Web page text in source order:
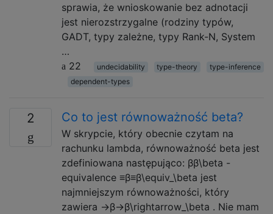
sprawia, że ​​wnioskowanie bez adnotacji
jest nierozstrzygalne (rodziny typów,
GADT, typy zależne, typy Rank-N, System
…
22
undecidability type-theory
type-inference
dependent-types
2 Co to jest równoważność beta?
W skrypcie, który obecnie czytam na
rachunku lambda, równoważność beta jest
zdefiniowana następująco: ββ\beta -
equivalence ≡β≡β\equiv_\beta jest
najmniejszym równoważności, który
zawiera →β→β\rightarrow_\beta . Nie mam